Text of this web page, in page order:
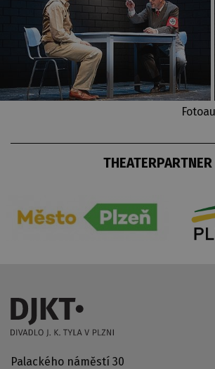
THEATERPARTNER
Palackého náměstí 30